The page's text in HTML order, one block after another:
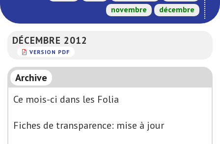
novembre
décembre
DÉCEMBRE 2012
VERSION PDF
Archive
Ce mois-ci dans les Folia
Fiches de transparence: mise à jour